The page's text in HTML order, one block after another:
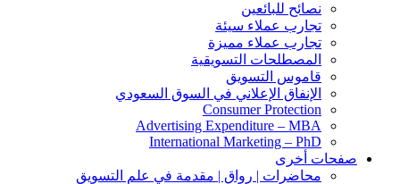
نصائح للبائعين
تجارب عملاء سيئة
تجارب عملاء مميزة
المصطلحات التسويقية
قاموس التسويق
الإنفاق الإعلاني في السوق السعودي
Consumer Protection
Advertising Expenditure – MBA
International Marketing – PhD
صفحات أخرى
محاضرات | رواق | مقدمة في علم التسويق